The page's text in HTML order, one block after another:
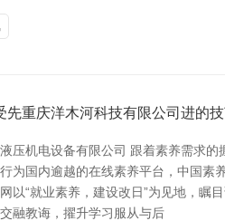
先重庆洋木河科技有限公司进的
液压机电设备有限公司 跟着素养需求
为国内逾越的在线素养平台，中国素
以“就业素养，建设改日”为见地，瞩
融教诲，擢升学习服从与后